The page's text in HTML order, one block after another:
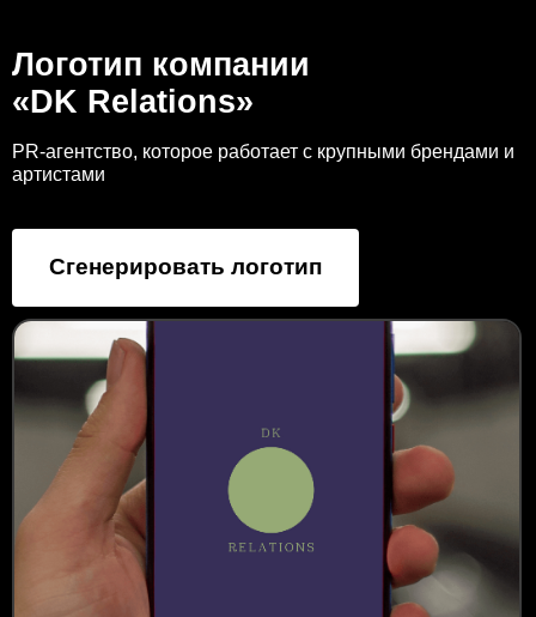
Логотип компании
«DK Relations»
PR-агентство, которое работает с крупными брендами и
артистами
Сгенерировать логотип